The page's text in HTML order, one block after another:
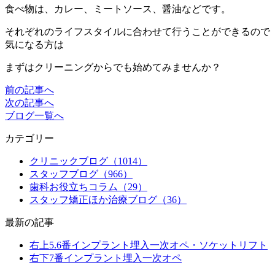
食べ物は、カレー、ミートソース、醤油などです。
それぞれのライフスタイルに合わせて行うことができるので
気になる方は
まずはクリーニングからでも始めてみませんか？
前の記事へ
次の記事へ
ブログ一覧へ
カテゴリー
クリニックブログ（1014）
スタッフブログ（966）
歯科お役立ちコラム（29）
スタッフ矯正ほか治療ブログ（36）
最新の記事
右上5.6番インプラント埋入一次オペ・ソケットリフト
右下7番インプラント埋入一次オペ